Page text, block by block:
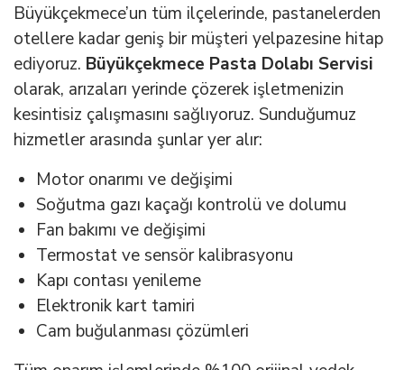
Büyükçekmece’un tüm ilçelerinde, pastanelerden
otellere kadar geniş bir müşteri yelpazesine hitap
ediyoruz. Büyükçekmece Pasta Dolabı Servisi
olarak, arızaları yerinde çözerek işletmenizin
kesintisiz çalışmasını sağlıyoruz. Sunduğumuz
hizmetler arasında şunlar yer alır:
Motor onarımı ve değişimi
Soğutma gazı kaçağı kontrolü ve dolumu
Fan bakımı ve değişimi
Termostat ve sensör kalibrasyonu
Kapı contası yenileme
Elektronik kart tamiri
Cam buğulanması çözümleri